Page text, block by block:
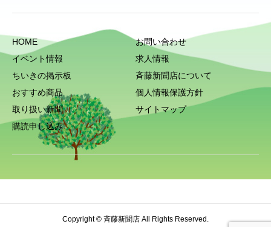
HOME
イベント情報
ちいきの掲示板
おすすめ商品
取り扱い新聞
購読申し込み
お問い合わせ
求人情報
斉藤新聞店について
個人情報保護方針
サイトマップ
Copyright © 斉藤新聞店 All Rights Reserved.